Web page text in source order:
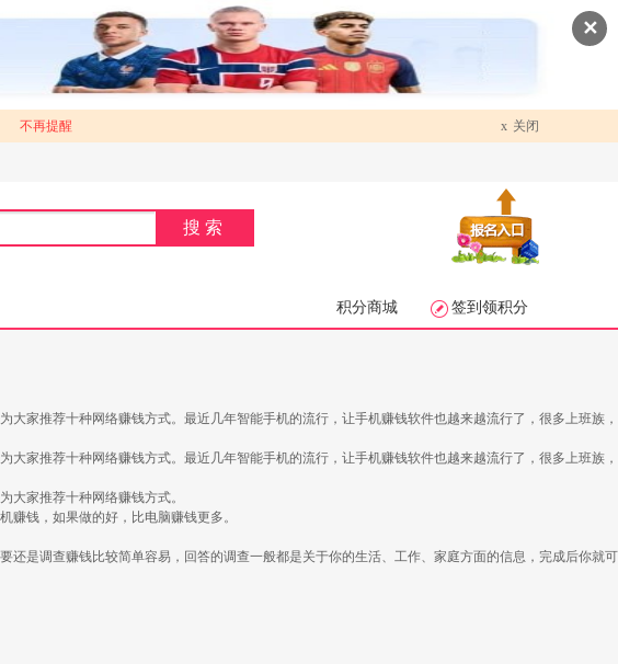
✕
不再提醒 x 关闭
搜索
积分商城 签到领积分
家推荐十种网络赚钱方式。最近几年智能手机的流行，让手机赚钱软件也越来越流行了，很多上班族，
家推荐十种网络赚钱方式。最近几年智能手机的流行，让手机赚钱软件也越来越流行了，很多上班族，
大家推荐十种网络赚钱方式。
钱，如果做的好，比电脑赚钱更多。
是调查赚钱比较简单容易，回答的调查一般都是关于你的生活、工作、家庭方面的信息，完成后你就可